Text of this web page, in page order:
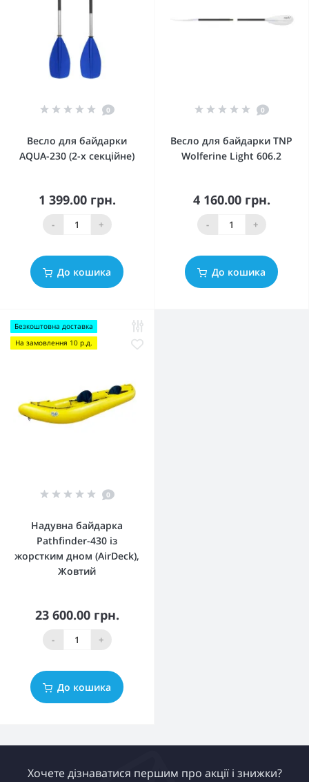
0
Весло для байдарки
AQUA-230 (2-х секційне)
1 399.00 грн.
- +
До кошика
0
Весло для байдарки TNP
Wolferine Light 606.2
4 160.00 грн.
- +
До кошика
Безкоштовна доставка
На замовлення 10 р.д.
0
Надувна байдарка
Pathfinder-430 із
жорстким дном (AirDeck),
Жовтий
23 600.00 грн.
- +
До кошика
Хочете дізнаватися першим про акції і знижки?